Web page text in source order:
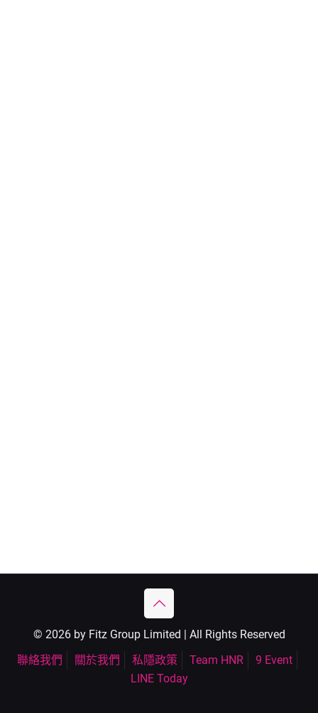
© 2026 by Fitz Group Limited | All Rights Reserved
聯絡我們
關於我們 私隱政策 Team HNR
9 Event
LINE Today